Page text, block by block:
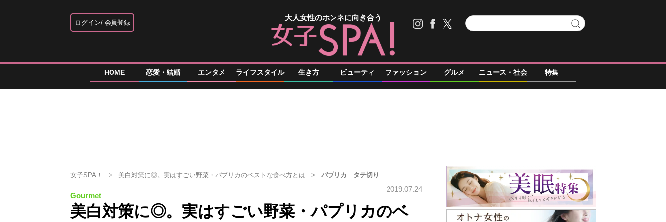
ログイン 会員登録
大人女性のホンネに向き合う
HOME 恋愛・結婚 エンタメ ライフスタイル 生き方 ビューティ ファッション グルメ ニュース・社会 特集
女子SPA！ 美白対策に◎。実はすごい野菜・パプリカのベストな食べ方とは パプリカ タテ切り
Gourmet
2019.07.24
美白対策に◎。実はすごい野菜・パプリカのベ